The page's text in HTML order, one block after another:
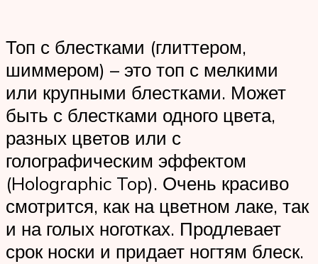
Топ с блестками (глиттером,
шиммером) – это топ с мелкими
или крупными блестками. Может
быть с блестками одного цвета,
разных цветов или с
голографическим эффектом
(Holographic Top). Очень красиво
смотрится, как на цветном лаке, так
и на голых ноготках. Продлевает
срок носки и придает ногтям блеск.